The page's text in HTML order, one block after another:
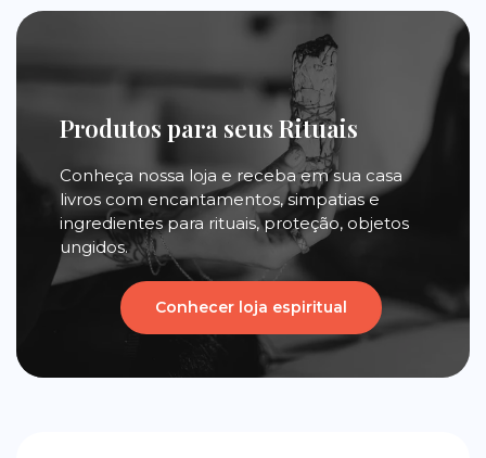
Produtos para seus Rituais
Conheça nossa loja e receba em sua casa
livros com encantamentos, simpatias e
ingredientes para rituais, proteção, objetos
ungidos.
Conhecer loja espiritual